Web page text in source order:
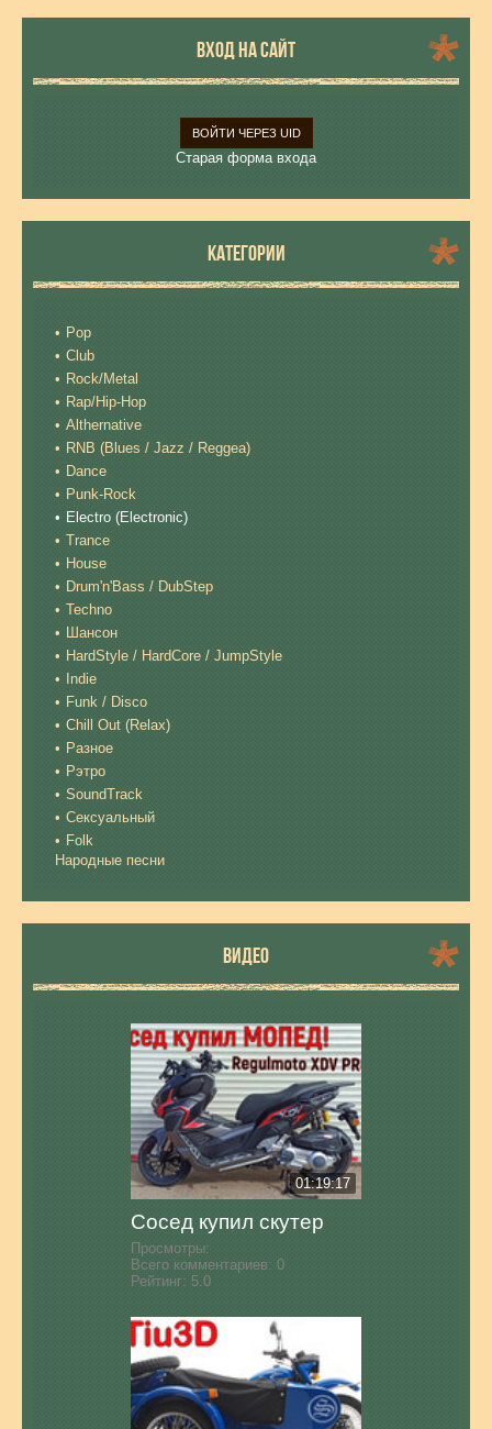
ВХОД НА САЙТ
ВОЙТИ ЧЕРЕЗ UID
Старая форма входа
КАТЕГОРИИ
Pop
Club
Rock/Metal
Rap/Hip-Hop
Althernative
RNB (Blues / Jazz / Reggea)
Dance
Punk-Rock
Electro (Electronic)
Trance
House
Drum'n'Bass / DubStep
Techno
Шансон
HardStyle / HardCore / JumpStyle
Indie
Funk / Disco
Chill Out (Relax)
Разное
Рэтро
SoundTrack
Сексуальный
Folk
Народные песни
ВИДЕО
01:19:17
Сосед купил скутер
Просмотры:
Всего комментариев: 0
Рейтинг: 5.0